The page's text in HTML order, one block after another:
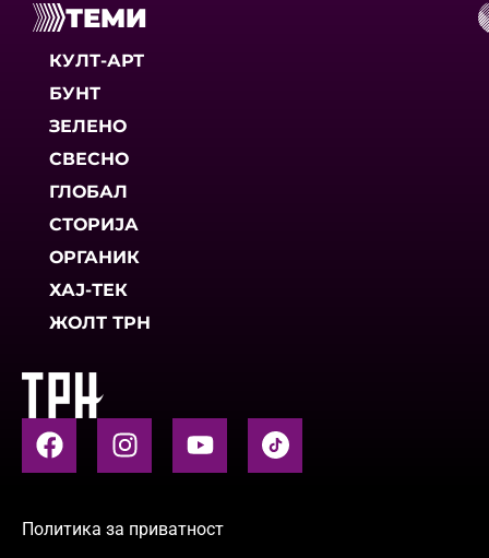
ТЕМИ
КУЛТ-АРТ
БУНТ
ЗЕЛЕНО
СВЕСНО
ГЛОБАЛ
СТОРИЈА
ОРГАНИК
ХАЈ-ТЕК
ЖОЛТ ТРН
Политика за приватност